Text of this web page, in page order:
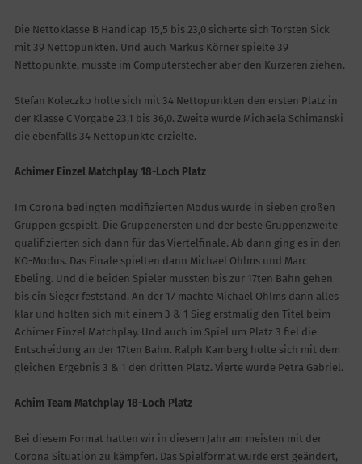
Die Nettoklasse B Handicap 15,5 bis 23,0 sicherte sich Torsten Sick
mit 39 Nettopunkten. Und auch Markus Körner spielte 39
Nettopunkte, musste im Computerstecher aber den Kürzeren ziehen.
Stefan Koleczko holte sich mit 34 Nettopunkten den ersten Platz in
der Klasse C Vorgabe 23,1 bis 36,0. Zweite wurde Michaela Schimanski
die ebenfalls 34 Nettopunkte erzielte.
Achimer Einzel Matchplay 18-Loch Platz
Im Corona bedingten modifizierten Modus wurde in sieben großen
Gruppen gespielt. Die Gruppenersten und der beste Gruppenzweite
qualifizierten sich dann für das Viertelfinale. Ab dann ging es in den
KO-Modus. Das Finale spielten dann Michael Ohlms und Marc
Ebeling. Und die beiden Spieler mussten bis zur 17ten Bahn gehen
bis ein Sieger feststand. An der 17 machte Michael Ohlms dann alles
klar und holten sich mit einem 3 & 1 Sieg erstmalig den Titel beim
Achimer Einzel Matchplay. Und auch im Spiel um Platz 3 fiel die
Entscheidung an der 17ten Bahn. Ralph Kamberg holte sich mit dem
gleichen Ergebnis 3 & 1 den dritten Platz. Vierte wurde Petra Gabriel.
Achim Team Matchplay 18-Loch Platz
Bei diesem Format hatten wir in diesem Jahr am meisten mit der
Corona Situation zu kämpfen. Das Spielformat wurde erst geändert,